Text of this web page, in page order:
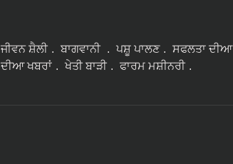
ਸ਼ੈਲੀ ਬਾਗਵਾਨੀ ਪਸ਼ੂ ਪਾਲਣ
ਸਫਲਤਾ ਦੀਆ
ਖਬਰਾਂ ਖੇਤੀ ਬਾੜੀ
ਫਾਰਮ ਮਸ਼ੀਨਰੀ